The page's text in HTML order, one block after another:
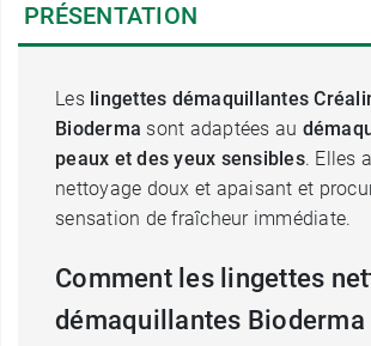
PRÉSENTATION
Les lingettes démaquillantes
Bioderma sont adaptées au
peaux et des yeux sensibles. Elles
nettoyage doux et apaisant et
sensation de fraîcheur immédiate.
Comment les lingettes
démaquillantes Bioderma